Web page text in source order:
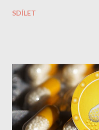
objeveny toxické látky,
látku známou také jako
jako nervové činidlo Byla
způsobit nevratné
v příbalovém letáku Jak se
SDÍLET